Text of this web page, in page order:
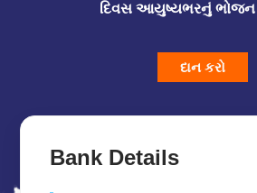
દિવસ આયુષ્યભરનું ભોજન
દાન કરો
Bank Details